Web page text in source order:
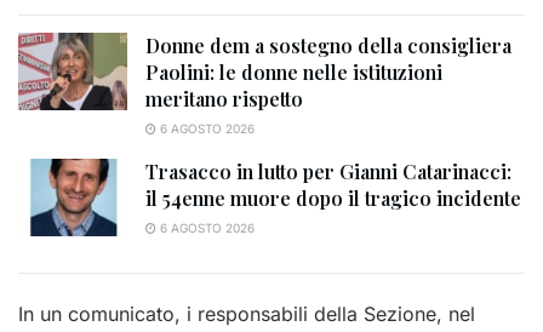
Donne dem a sostegno della consigliera
Paolini: le donne nelle istituzioni
meritano rispetto
6 AGOSTO 2026
Trasacco in lutto per Gianni Catarinacci:
il 54enne muore dopo il tragico incidente
6 AGOSTO 2026
In un comunicato, i responsabili della Sezione, nel